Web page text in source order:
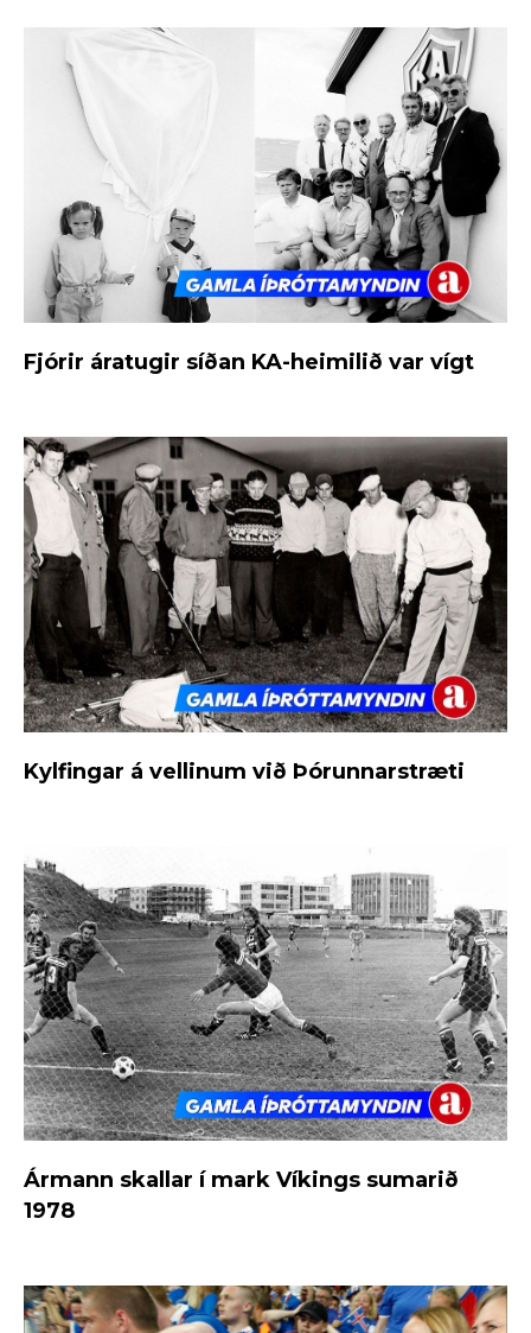
Fjórir áratugir síðan KA-heimilið var vígt
Kylfingar á vellinum við Þórunnarstræti
Ármann skallar í mark Víkings sumarið
1978